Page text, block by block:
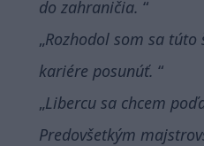
do zahraničia.
Rozhodol som sa
kariére posunúť.
Libercu sa chcem
Predovšetkým